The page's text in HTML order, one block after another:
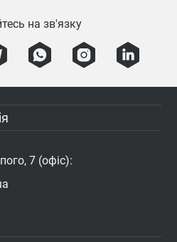
на зв'язку
7 (офіс):